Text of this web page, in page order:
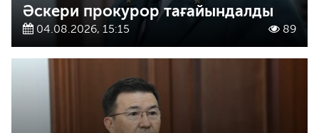
Әскери прокурор тағайындалды
04.08.2026, 15:15 89